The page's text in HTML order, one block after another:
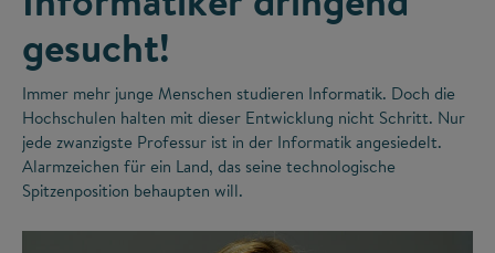
gesucht!
Immer mehr junge Menschen studieren Informatik. Doch die
Hochschulen halten mit dieser Entwicklung nicht Schritt. Nur
jede zwanzigste Professur ist in der Informatik angesiedelt.
Alarmzeichen für ein Land, das seine technologische
Spitzenposition behaupten will.